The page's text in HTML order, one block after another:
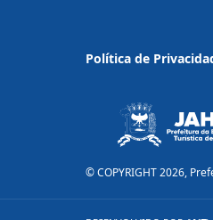
Política de
© COPYRIGHT 2026,